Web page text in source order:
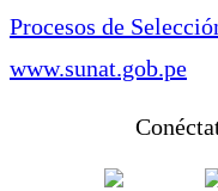
Procesos de
www.sunat.gob.pe